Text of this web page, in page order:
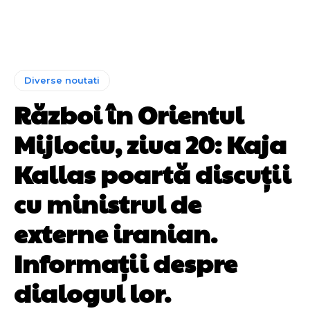
Diverse noutati
Război în Orientul
Mijlociu, ziua 20: Kaja
Kallas poartă discuții
cu ministrul de
externe iranian.
Informații despre
dialogul lor.